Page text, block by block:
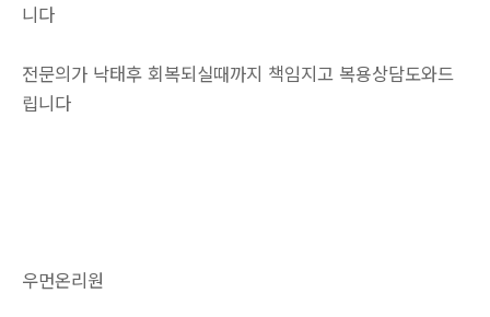
니다
전문의가 낙태후 회복되실때까지 책임지고 복용상담도와드
립니다
우먼온리원